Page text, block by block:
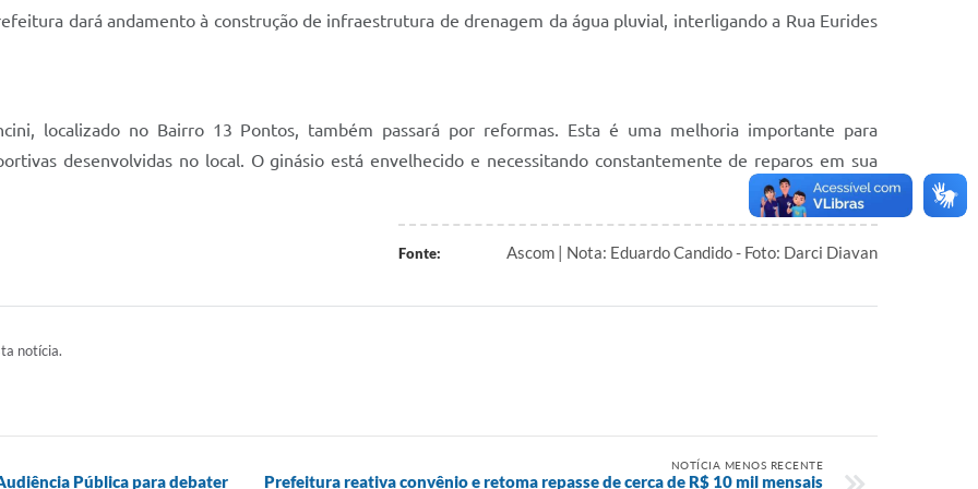
dará andamento à construção de infraestrutura de drenagem da água pluvial, interligando a Rua Eurides
localizado no Bairro 13 Pontos, também passará por reformas. Esta é uma melhoria importante para
desenvolvidas no local. O ginásio está envelhecido e necessitando constantemente de reparos em sua
Fonte: Ascom | Nota: Eduardo Candido - Foto: Darci Diavan
notícia.
Pública para debater
NOTÍCIA MENOS RECENTE
Prefeitura reativa convênio e retoma repasse de cerca de R$ 10 mil mensais